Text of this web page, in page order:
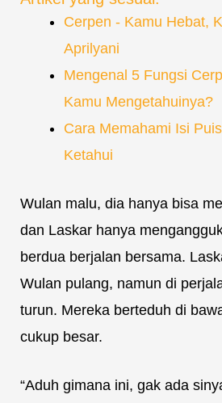
Cerpen - Kamu Hebat,
Aprilyani
Mengenal 5 Fungsi
Kamu Mengetahuinya?
Cara Memahami Isi
Ketahui
Wulan malu, dia hanya bisa
dan Laskar hanya
berdua berjalan bersama.
Wulan pulang, namun di
turun. Mereka berteduh di
cukup besar.
“Aduh gimana ini, gak ada